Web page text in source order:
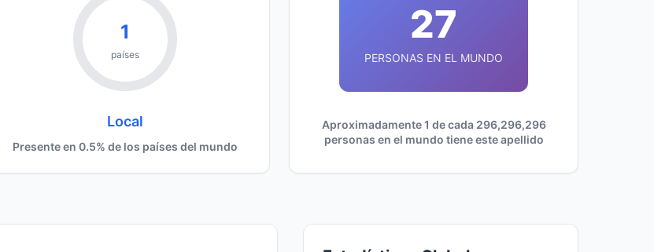
1
países
Local
Presente en 0.5% de los países del mundo
27
PERSONAS EN EL MUNDO
Aproximadamente 1 de cada 296,296,296
personas en el mundo tiene este apellido